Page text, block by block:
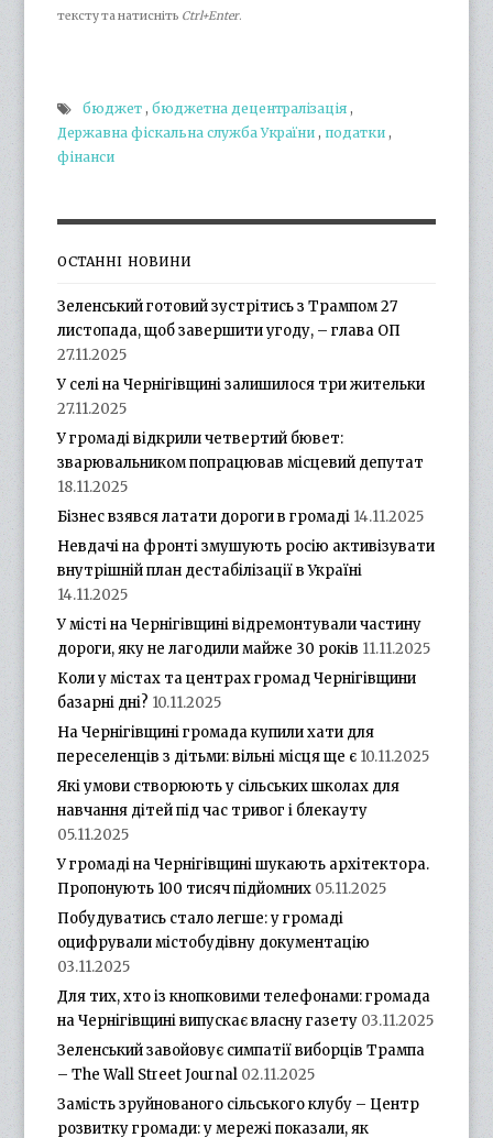
тексту та натисніть Ctrl+Enter.
бюджет ,бюджетна децентралізація ,
Державна фіскальна служба України , податки ,
фінанси
ОСТАННІ НОВИНИ
Зеленський готовий зустрітись з Трампом 27
листопада, щоб завершити угоду, – глава ОП
27.11.2025
У селі на Чернігівщині залишилося три жительки
27.11.2025
У громаді відкрили четвертий бювет:
зварювальником попрацював місцевий депутат
18.11.2025
Бізнес взявся латати дороги в громаді 14.11.2025
Невдачі на фронті змушують росію активізувати
внутрішній план дестабілізації в Україні
14.11.2025
У місті на Чернігівщині відремонтували частину
дороги, яку не лагодили майже 30 років 11.11.2025
Коли у містах та центрах громад Чернігівщини
базарні дні? 10.11.2025
На Чернігівщині громада купили хати для
переселенців з дітьми: вільні місця ще є 10.11.2025
Які умови створюють у сільських школах для
навчання дітей під час тривог і блекауту
05.11.2025
У громаді на Чернігівщині шукають архітектора.
Пропонують 100 тисяч підйомних 05.11.2025
Побудуватись стало легше: у громаді
оцифрували містобудівну документацію
03.11.2025
Для тих, хто із кнопковими телефонами: громада
на Чернігівщині випускає власну газету 03.11.2025
Зеленський завойовує симпатії виборців Трампа
– The Wall Street Journal 02.11.2025
Замість зруйнованого сільського клубу – Центр
розвитку громади: у мережі показали, як